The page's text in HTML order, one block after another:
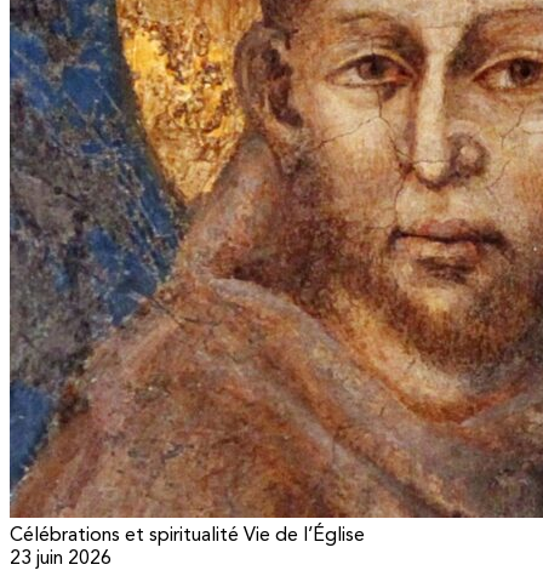
Célébrations et spiritualité Vie de l’Église
23 juin 2026